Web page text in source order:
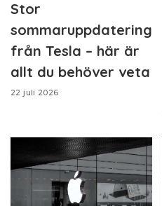
Stor
sommaruppdatering
från Tesla – här är
allt du behöver veta
22 juli 2026